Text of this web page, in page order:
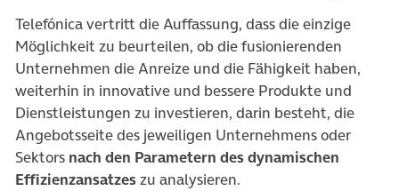
Telefónica vertritt die Auffassung, dass die einzige
Möglichkeit zu beurteilen, ob die fusionierenden
Unternehmen die Anreize und die Fähigkeit haben,
weiterhin in innovative und bessere Produkte und
Dienstleistungen zu investieren, darin besteht, die
Angebotsseite des jeweiligen Unternehmens oder
Sektors nach den Parametern des dynamischen
Effizienzansatzeszu analysieren.